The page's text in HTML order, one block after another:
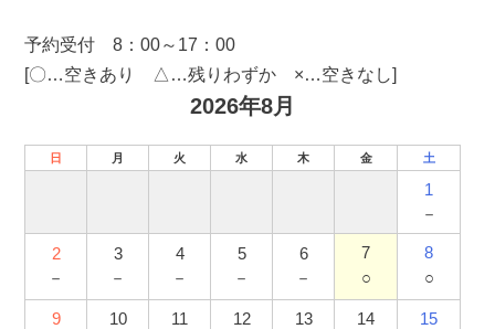
予約受付 8：00～17：00
[〇…空きあり △…残りわずか ×…空きなし]
2026年8月
日 月 火 水 木 金 土
1
－
2
－
3
－
4
－
5
－
6
－
7
○
8
○
9 10 11 12 13 14 15